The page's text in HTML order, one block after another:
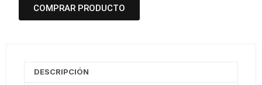
COMPRAR PRODUCTO
DESCRIPCIÓN